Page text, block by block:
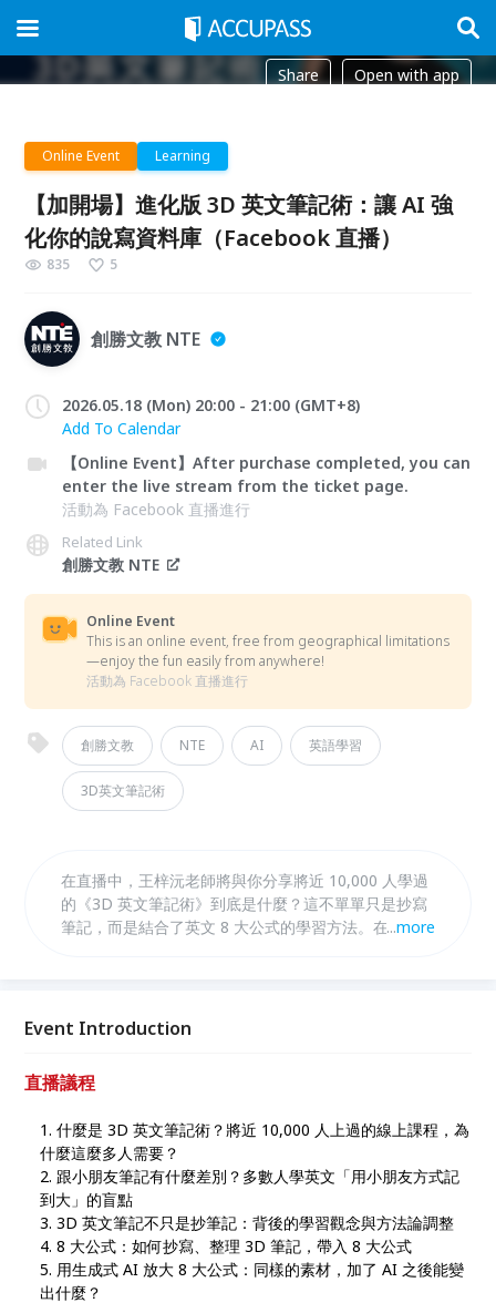
Share Open with app
Online Event Learning
【加開場】進化版 3D 英文筆記術：讓 AI 強
化你的說寫資料庫（Facebook 直播）
835 5
創勝文教 NTE
2026.05.18 (Mon) 20:00 - 21:00 (GMT+8)
Add To Calendar
【Online Event】After purchase completed, you can
enter the live stream from the ticket page.
活動為 Facebook 直播進行
Related Link
創勝文教 NTE
Online Event
This is an online event, free from geographical limitations
—enjoy the fun easily from anywhere!
活動為 Facebook 直播進行
創勝文教 NTE AI 英語學習
3D英文筆記術
在直播中，王梓沅老師將與你分享將近 10,000 人學過
的《3D 英文筆記術》到底是什麼？這不單單只是抄寫
筆記，而是結合了英文 8 大公式的學習方法。在 AI 時
...more
Event Introduction
直播議程
什麼是 3D 英文筆記術？將近 10,000 人上過的線上課程，為
什麼這麼多人需要？
跟小朋友筆記有什麼差別？多數人學英文「用小朋友方式記
到大」的盲點
3D 英文筆記不只是抄筆記：背後的學習觀念與方法論調整
8 大公式：如何抄寫、整理 3D 筆記，帶入 8 大公式
用生成式 AI 放大 8 大公式：同樣的素材，加了 AI 之後能變
出什麼？